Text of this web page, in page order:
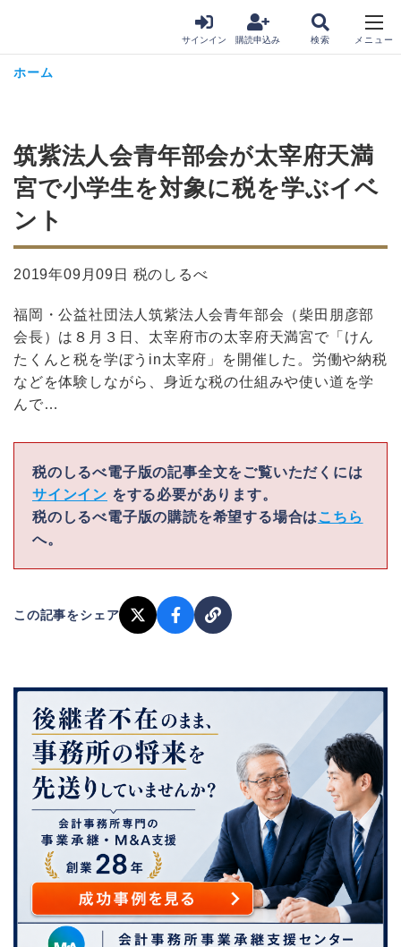
サインイン 購読申込み
ホーム
筑紫法人会青年部会が太宰府天満
宮で小学生を対象に税を学ぶイベ
ント
2019年09月09日 税のしるべ
福岡・公益社団法人筑紫法人会青年部会（柴田朋彦部
会長）は８月３日、太宰府市の太宰府天満宮で「けん
たくんと税を学ぼうin太宰府」を開催した。労働や納税
などを体験しながら、身近な税の仕組みや使い道を学
んで…
税のしるべ電子版の記事全文をご覧いただくには
サインイン をする必要があります。
税のしるべ電子版の購読を希望する場合は こちら
へ。
この記事をシェア